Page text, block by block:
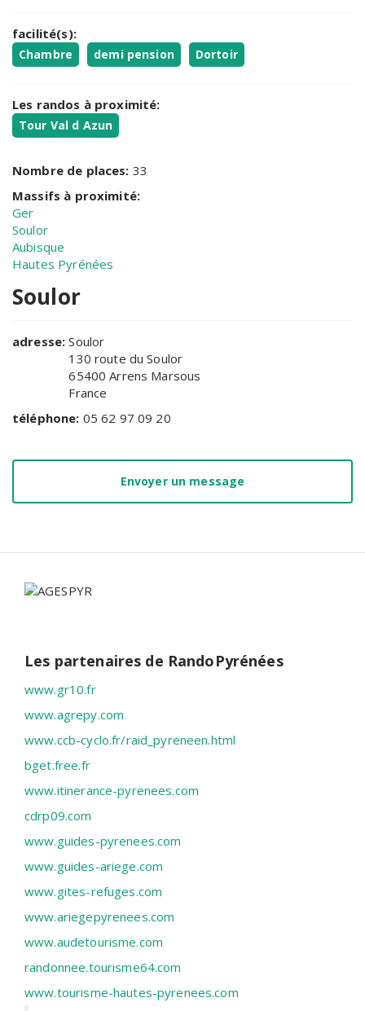
facilité(s):
Chambre demi pension Dortoir
Les randos à proximité:
Tour Val d Azun
Nombre de places: 33
Massifs à proximité:
Ger
Soulor
Aubisque
Hautes Pyrénées
Soulor
adresse:Soulor
130 route du Soulor
65400 Arrens Marsous
France
téléphone: 05 62 97 09 20
Envoyer un message
Les partenaires de RandoPyrénées
www.gr10.fr
www.agrepy.com
www.ccb-cyclo.fr/raid_pyreneen.html
bget.free.fr
www.itinerance-pyrenees.com
cdrp09.com
www.guides-pyrenees.com
www.guides-ariege.com
www.gites-refuges.com
www.ariegepyrenees.com
www.audetourisme.com
randonnee.tourisme64.com
www.tourisme-hautes-pyrenees.com